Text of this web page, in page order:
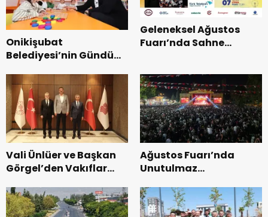
Onikişubat
Belediyesi’nin Gündüz
dönemin ön kayıtları
başladı.
Geleneksel Ağustos
Fuarı’nda Sahne
Vali Ünlüer ve Başkan
Görgel’den Vakıflar
ziyaret.
Ağustos Fuarı’nda
Unutulmaz